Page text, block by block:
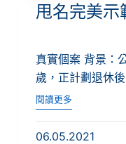
甩名完美示
真實個案 背景：
歲，正計劃退休
中...
閱讀更多
06.05.2021